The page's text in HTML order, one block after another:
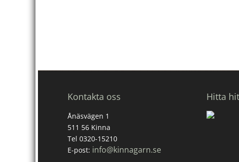
Kontakta oss
Ånäsvägen 1
511 56 Kinna
Tel 0320-15210
E-post: info@kinnagarn.se
Hitta hit